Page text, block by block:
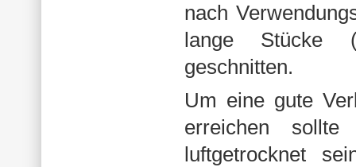
nach
lange
geschnitten.
Um eine gute
erreichen
luftgetrocknet